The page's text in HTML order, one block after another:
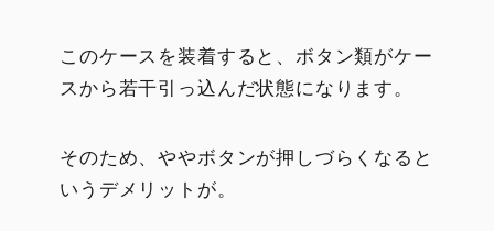
このケースを装着すると、ボタン類がケー
スから若干引っ込んだ状態になります。
そのため、ややボタンが押しづらくなると
いうデメリットが。